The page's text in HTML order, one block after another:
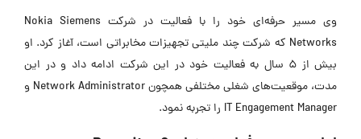
وی مسیر حرفه‌ای خود را با فعالیت در شرکت Nokia Siemens
Networks که شرکت چند ملیتی تجهیزات مخابراتی است، آغاز کرد. او
بیش از 5 سال به فعالیت خود در این شرکت ادامه داد و در این
مدت، موقعیت‌های شغلی مختلفی همچون Network Administrator و
IT Engagement Manager را تجربه نمود.